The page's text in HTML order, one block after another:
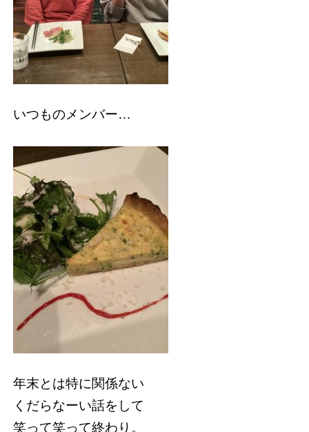
いつものメンバー…
年末とは特に関係ない
くだらなーい話をして
笑って笑って終わり。